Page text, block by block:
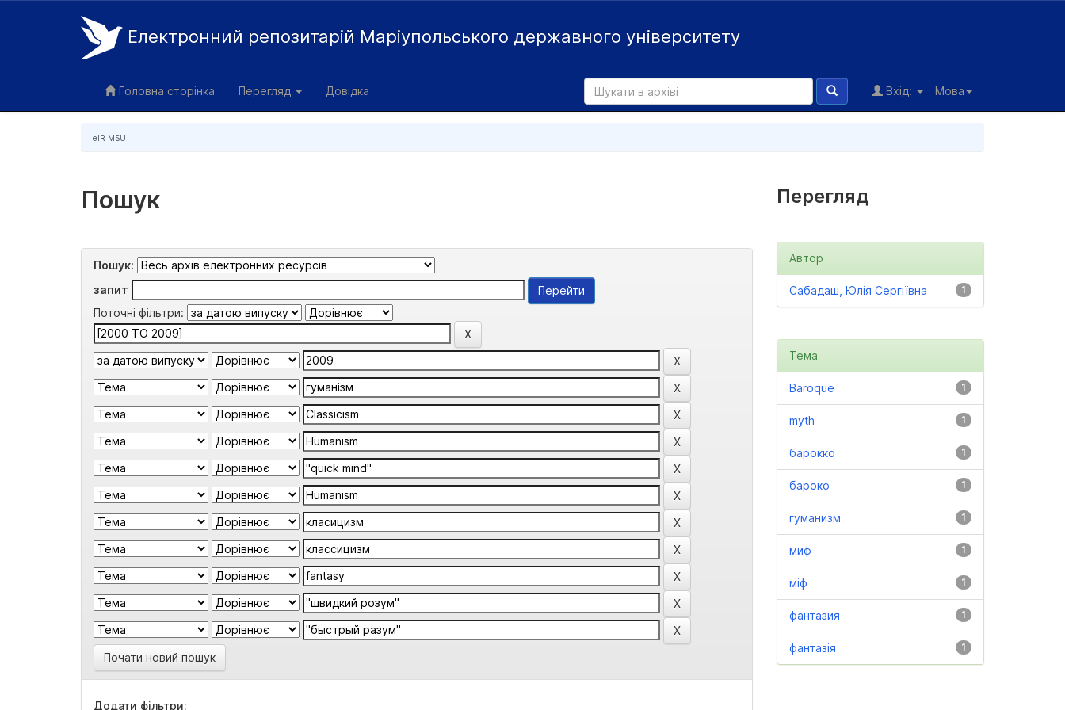
Електронний репозитарій Маріупольського державного університету
Головна сторінка Перегляд Довідка Мова
Вхід:
eIR MSU
Пошук
Пошук:
запит
Поточні фільтри:
Почати новий пошук
Додати фільтри:
Перегляд
Автор
1
Сабадаш, Юлія Сергіївна
Тема
1
Baroque
1
myth
1
барокко
1
бароко
1
гуманизм
1
миф
1
міф
1
фантазия
1
фантазія